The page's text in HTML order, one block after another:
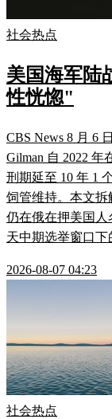
社会热点
美国海军陆
性恍惚"
CBS News 8 月 6
Gilman 自 2022 年
刑期延至 10 年 1
饲管维持。本文拆
仍在俄在押美国人
天中期选举窗口下
2026-08-07 04:23
社会热点